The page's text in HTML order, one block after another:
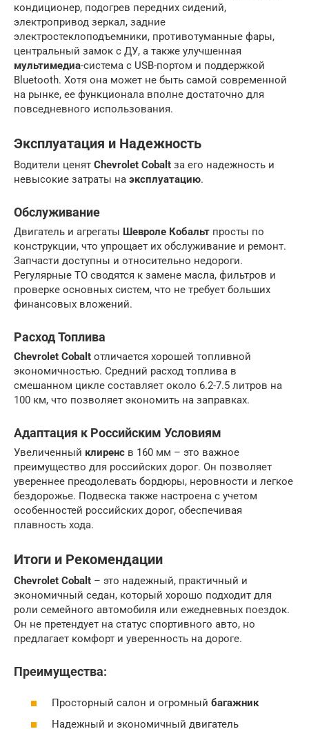
кондиционер, подогрев передних сидений,
электропривод зеркал, задние
электростеклоподъемники, противотуманные фары,
центральный замок с ДУ, а также улучшенная
мультимедиа-система с USB-портом и поддержкой
Bluetooth. Хотя она может не быть самой современной
на рынке, ее функционала вполне достаточно для
повседневного использования.
Эксплуатация и Надежность
Водители ценят Chevrolet Cobalt за его надежность и
невысокие затраты на эксплуатацию.
Обслуживание
Двигатель и агрегаты Шевроле Кобальт просты по
конструкции, что упрощает их обслуживание и ремонт.
Запчасти доступны и относительно недороги.
Регулярные ТО сводятся к замене масла, фильтров и
проверке основных систем, что не требует больших
финансовых вложений.
Расход Топлива
Chevrolet Cobalt отличается хорошей топливной
экономичностью. Средний расход топлива в
смешанном цикле составляет около 6.2-7.5 литров на
100 км, что позволяет экономить на заправках.
Адаптация к Российским Условиям
Увеличенный клиренс в 160 мм – это важное
преимущество для российских дорог. Он позволяет
увереннее преодолевать бордюры, неровности и легкое
бездорожье. Подвеска также настроена с учетом
особенностей российских дорог, обеспечивая
плавность хода.
Итоги и Рекомендации
Chevrolet Cobalt – это надежный, практичный и
экономичный седан, который хорошо подходит для
роли семейного автомобиля или ежедневных поездок.
Он не претендует на статус спортивного авто, но
предлагает комфорт и уверенность на дороге.
Преимущества:
Просторный салон и огромный багажник
Надежный и экономичный двигатель